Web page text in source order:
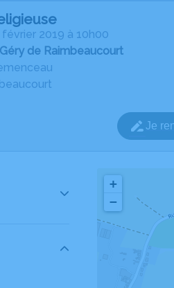
février 2019 à 10h00
de Raimbeaucourt
Je
+
−